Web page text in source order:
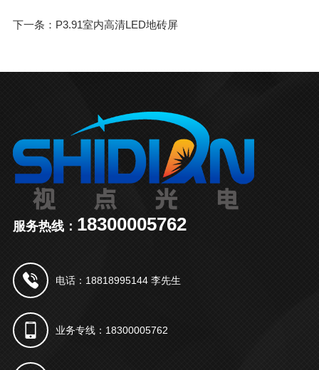
下一条：P3.91室内高清LED地砖屏
服务热线： 18300005762
电话：18818995144 李先生
业务专线：18300005762